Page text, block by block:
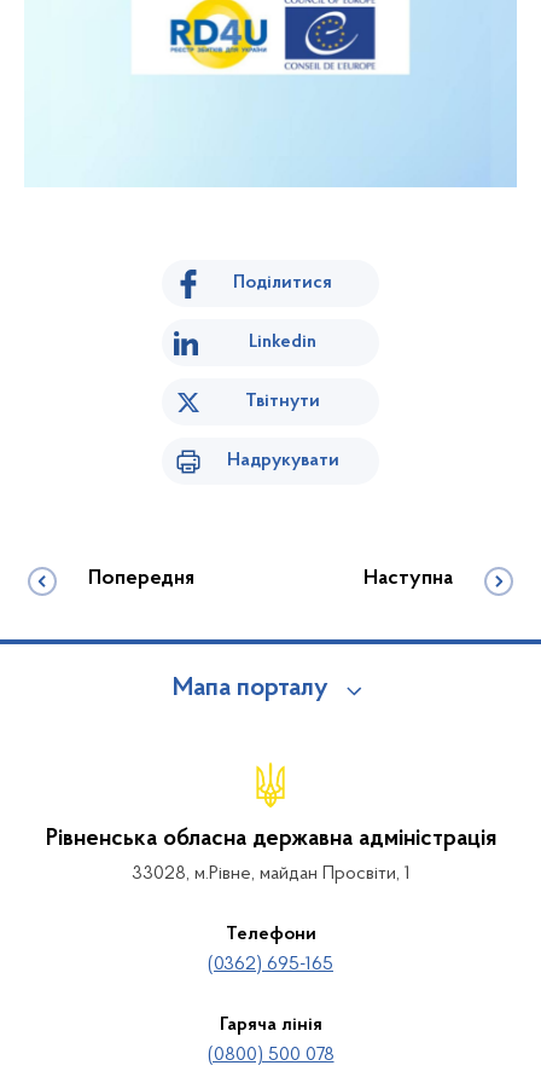
Поділитися
Linkedin
Твітнути
Надрукувати
Попередня Наступна
Мапа порталу
Рівненська обласна державна адміністрація
33028, м.Рівне, майдан Просвіти, 1
Телефони
(0362) 695-165
Гаряча лінія
(0800) 500 078